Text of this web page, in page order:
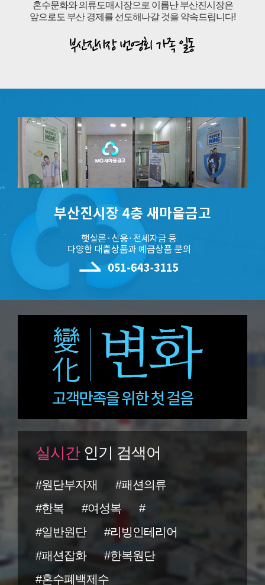
혼수문화와 의류도매시장으로 이름난 부산진시장은
앞으로도 부산 경제를 선도해나갈 것을 약속드립니다!
실시간인기 검색어
#원단부자재
#패션의류
#한복
#여성복
#
#일반원단
#리빙인테리어
#패션잡화
#한복원단
#혼수폐백제수